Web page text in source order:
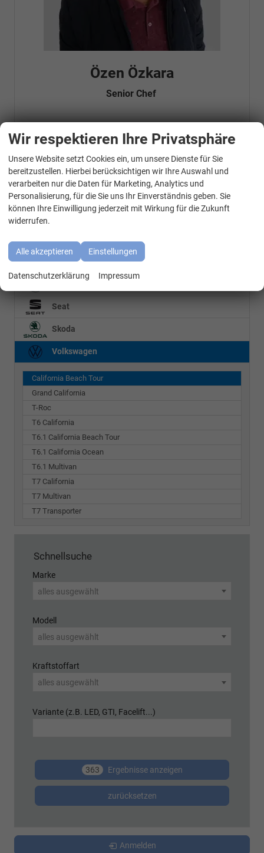
Özen Özkara
Senior Chef
Telefonnummer: 07181 - 47695 15
info@autohausrems.de
Fahrzeugnr.
Geparkte Fahrzeuge (0)
BMW
Cupra
Seat
Skoda
Volkswagen
California Beach Tour
Grand California
T-Roc
T6 California
T6.1 California Beach Tour
T6.1 California Ocean
T6.1 Multivan
T7 California
T7 Multivan
T7 Transporter
Schnellsuche
Marke
alles ausgewählt
Modell
alles ausgewählt
Kraftstoffart
alles ausgewählt
Variante (z.B. LED, GTI, Facelift...)
363 Ergebnisse anzeigen
zurücksetzen
Anmelden
Wir respektieren Ihre Privatsphäre
Unsere Website setzt Cookies ein, um unsere Dienste für Sie
bereitzustellen. Hierbei berücksichtigen wir Ihre Auswahl und
verarbeiten nur die Daten für Marketing, Analytics und
Personalisierung, für die Sie uns Ihr Einverständnis geben. Sie
können Ihre Einwilligung jederzeit mit Wirkung für die Zukunft
widerrufen.
Alle akzeptieren Einstellungen
Datenschutzerklärung Impressum